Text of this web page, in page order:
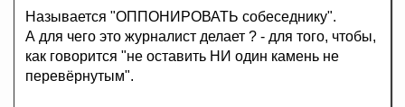
Называется "ОППОНИРОВАТЬ собеседнику".
А для чего это журналист делает ? - для того, чтобы,
как говорится "не оставить НИ один камень не
перевёрнутым".